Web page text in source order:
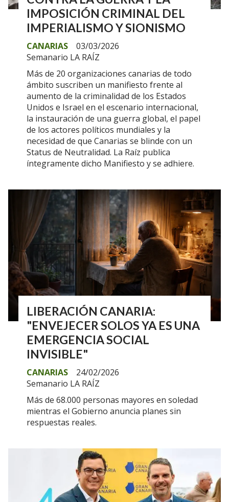
IMPOSICIÓN CRIMINAL DEL
IMPERIALISMO Y SIONISMO
Semanario LA RAÍZ
CANARIAS 03/03/2026
Más de 20 organizaciones canarias de todo
ámbito suscriben un manifiesto frente al
aumento de la criminalidad de los Estados
Unidos e Israel en el escenario internacional,
la instauración de una guerra global, el papel
de los actores políticos mundiales y la
necesidad de que Canarias se blinde con un
Status de Neutralidad. La Raíz publica
íntegramente dicho Manifiesto y se adhiere.
LIBERACIÓN CANARIA:
"ENVEJECER SOLOS YA ES UNA
EMERGENCIA SOCIAL
INVISIBLE"
Semanario LA RAÍZ
CANARIAS 24/02/2026
Más de 68.000 personas mayores en soledad
mientras el Gobierno anuncia planes sin
respuestas reales.